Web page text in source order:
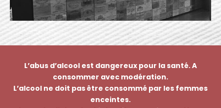
L’abus d’alcool est dangereux pour la santé. A
consommer avec modération.
L’alcool ne doit pas être consommé par les femmes
enceintes.